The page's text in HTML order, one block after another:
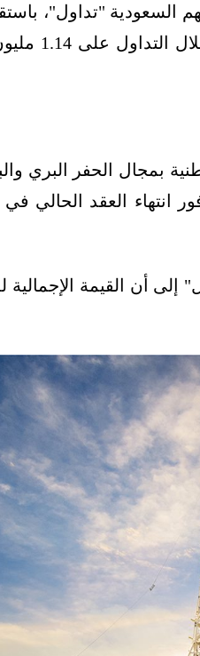
السعودية "تداول"،
بمجال الحفر البري
سيمتد لمدة 10 أعوام، تبدأ فور انتهاء